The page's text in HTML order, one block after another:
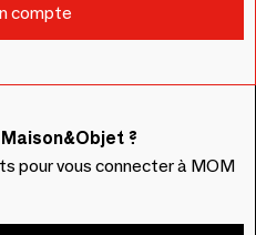
?
pour vous connecter à MOM